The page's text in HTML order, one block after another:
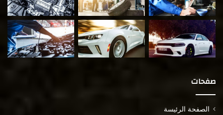
صفحات
الصفحة الرئيسة